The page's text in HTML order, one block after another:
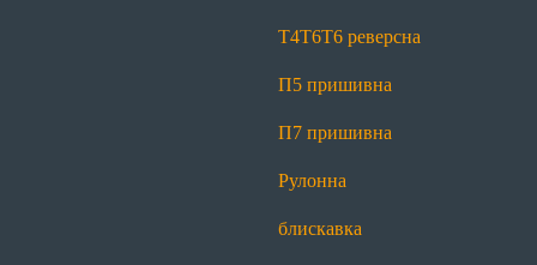
Т4Т6Т6 реверсна
П5 пришивна
П7 пришивна
Рулонна
блискавка
Рулонна блискавка
Т6 реверсна
Рулонна блискавка